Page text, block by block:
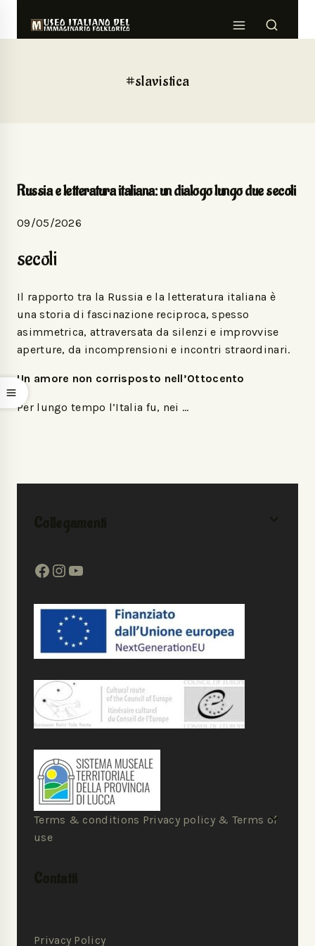
#slavistica
Russia e letteratura italiana: un dialogo lungo due secoli
09/05/2026
secoli
Il rapporto tra la Russia e la letteratura italiana è
una storia di fascinazione reciproca, spesso
asimmetrica, attraversata da silenzi e improvvise
aperture, da incomprensioni e incontri straordinari.
Un amore non corrisposto nell’Ottocento
Per lungo tempo l’Italia fu, nei …
Terms & conditions Privacy policy & Terms of
use
Privacy Policy